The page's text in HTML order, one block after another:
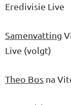
Eredivisie Live
Samenvatting
Live (volgt)
Theo Bos na